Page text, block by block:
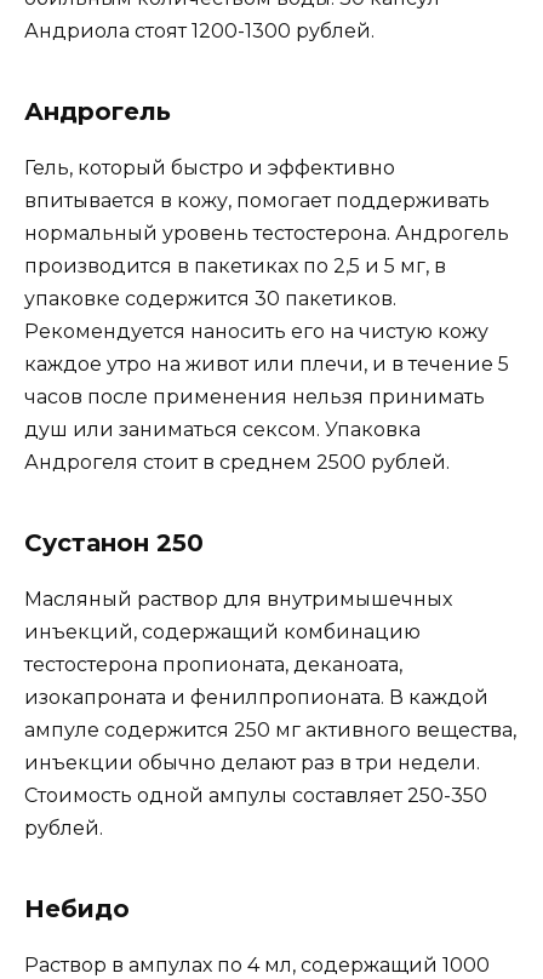
Андриола стоят 1200-1300 рублей.
Андрогель
Гель, который быстро и эффективно
впитывается в кожу, помогает поддерживать
нормальный уровень тестостерона. Андрогель
производится в пакетиках по 2,5 и 5 мг, в
упаковке содержится 30 пакетиков.
Рекомендуется наносить его на чистую кожу
каждое утро на живот или плечи, и в течение 5
часов после применения нельзя принимать
душ или заниматься сексом. Упаковка
Андрогеля стоит в среднем 2500 рублей.
Сустанон 250
Масляный раствор для внутримышечных
инъекций, содержащий комбинацию
тестостерона пропионата, деканоата,
изокапроната и фенилпропионата. В каждой
ампуле содержится 250 мг активного вещества,
инъекции обычно делают раз в три недели.
Стоимость одной ампулы составляет 250-350
рублей.
Небидо
Раствор в ампулах по 4 мл, содержащий 1000